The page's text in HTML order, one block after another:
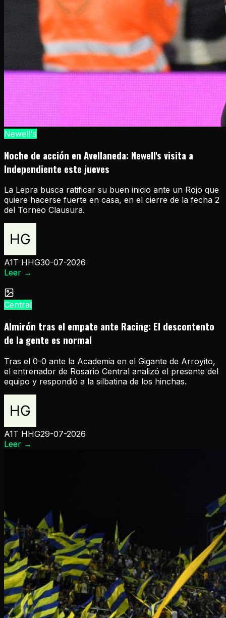
Newell's
Noche de acción en Avellaneda: Newell's visita a
Independiente este jueves
La Lepra busca ratificar su buen inicio ante un Rojo que
quiere hacerse fuerte en casa, en el cierre de la fecha 2
del Torneo Clausura.
A1T HHG30-07-2026
Leer →
Central
Almirón tras el empate ante Racing: El descontento
de la gente es normal
Tras el 0-0 ante la Academia en el Gigante de Arroyito,
el entrenador de Rosario Central analizó el presente del
equipo y respondió a la silbatina de los hinchas.
A1T HHG29-07-2026
Leer →